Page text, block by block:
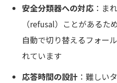
安全分類器への対応 ：ま
（refusal）ことがあるた
自動で切り替えるフォー
れています
応答時間の設計 ：難しい